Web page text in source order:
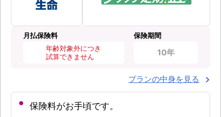
月払保険料
年齢対象外につき
試算できません
保険期間
10年
プランの中身を見る
保険料がお手頃です。